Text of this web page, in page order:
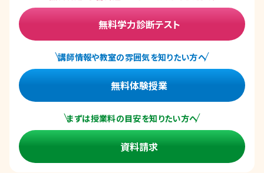
無料学力診断テスト
講師情報や教室の雰囲気を知りたい方へ
無料体験授業
まずは授業料の目安を知りたい方へ
資料請求